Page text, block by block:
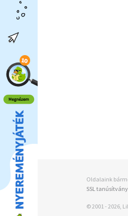
Oldalaink
SSL tanúsítvány
© 2001 - 2026,